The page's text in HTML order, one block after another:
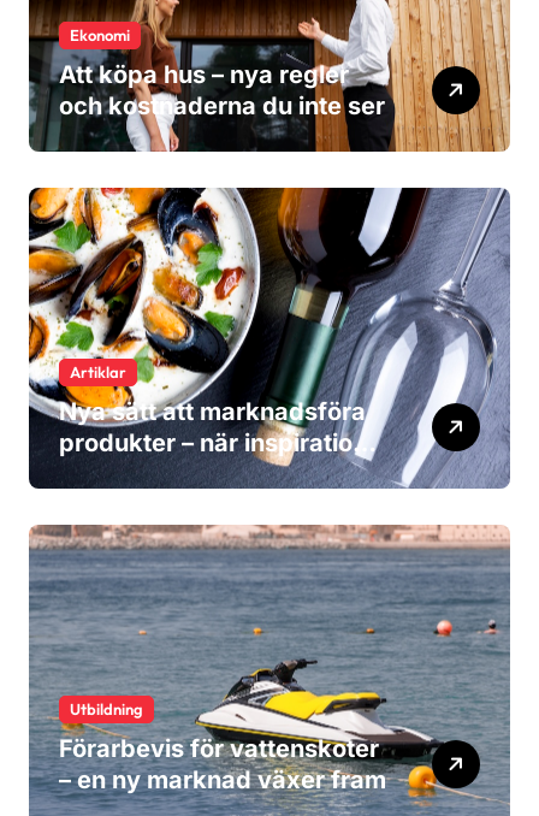
Ekonomi
Att köpa hus – nya regler
och kostnaderna du inte ser
Artiklar
Nya sätt att marknadsföra
produkter – när inspiration
blir viktigare än reklam
Utbildning
Förarbevis för vattenskoter
– en ny marknad växer fram